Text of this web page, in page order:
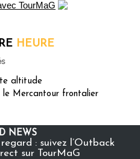
HEURE
altitude
le Mercantour frontalier
NEWS
: suivez l’Outback
sur TourMaG